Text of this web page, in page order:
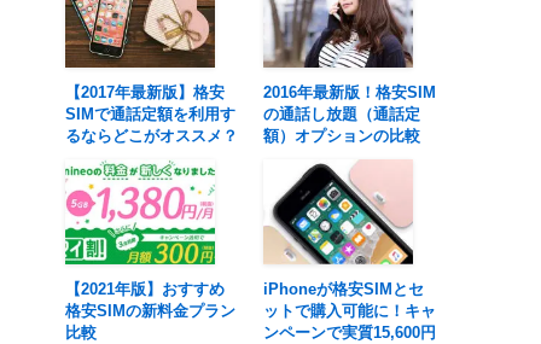
【2017年最新版】格安
SIMで通話定額を利用す
るならどこがオススメ？
2016年最新版！格安SIM
の通話し放題（通話定
額）オプションの比較
【2021年版】おすすめ
格安SIMの新料金プラン
比較
iPhoneが格安SIMとセ
ットで購入可能に！キャ
ンペーンで実質15,600円